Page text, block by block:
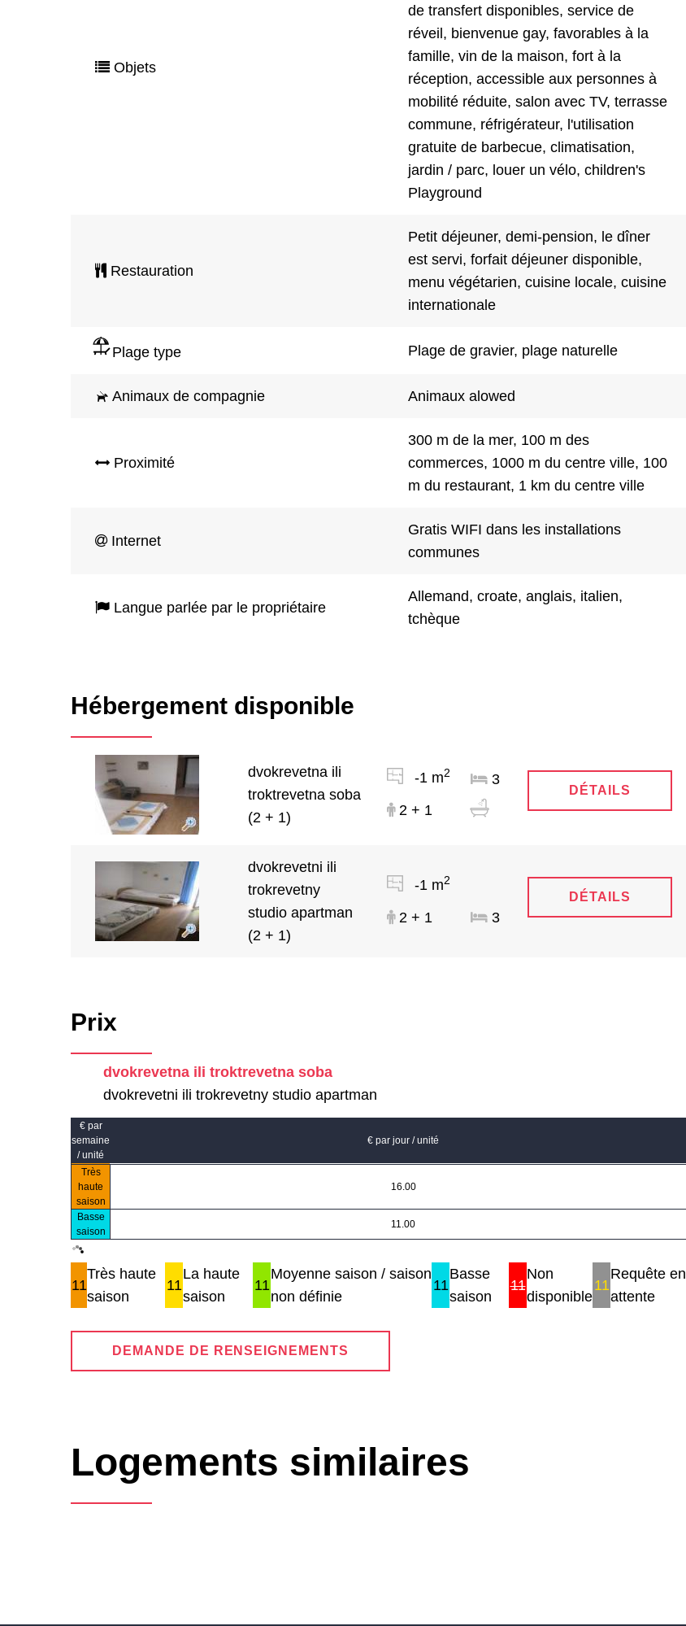
Objets
de transfert disponibles, service de
réveil, bienvenue gay, favorables à la
famille, vin de la maison, fort à la
réception, accessible aux personnes à
mobilité réduite, salon avec TV, terrasse
commune, réfrigérateur, l'utilisation
gratuite de barbecue, climatisation,
jardin / parc, louer un vélo, children's
Playground
Restauration
Petit déjeuner, demi-pension, le dîner
est servi, forfait déjeuner disponible,
menu végétarien, cuisine locale, cuisine
internationale
Plage type Plage de gravier, plage naturelle
Animaux de compagnie Animaux alowed
Proximité
300 m de la mer, 100 m des
commerces, 1000 m du centre ville, 100
m du restaurant, 1 km du centre ville
Internet
Gratis WIFI dans les installations
communes
Langue parlée par le propriétaire
Allemand, croate, anglais, italien,
tchèque
Hébergement disponible
dvokrevetna ili
troktrevetna soba
(2 + 1)
-1 m2
2 + 1
3
DÉTAILS
dvokrevetni ili
trokrevetny
studio apartman
(2 + 1)
-1 m2
2 + 1 3
DÉTAILS
Prix
dvokrevetna ili troktrevetna soba
dvokrevetni ili trokrevetny studio apartman
€ par
semaine
/ unité
€ par jour / unité
Très
haute
saison
16.00
Basse
saison
11.00
11
Très haute
saison
11
La haute
saison
11
Moyenne saison / saison
non définie
11
Basse
saison
11
Non
disponible
11
Requête en
attente
DEMANDE DE RENSEIGNEMENTS
Logements similaires